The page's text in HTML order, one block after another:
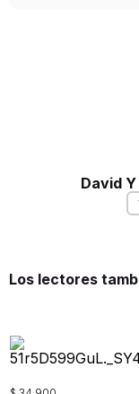
David
Los lectores